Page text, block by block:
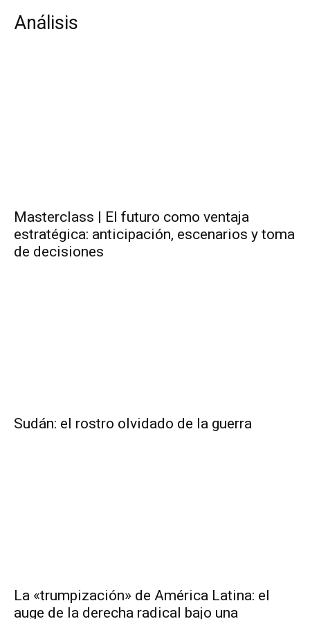
Análisis
Masterclass | El futuro como ventaja
estratégica: anticipación, escenarios y toma
de decisiones
Sudán: el rostro olvidado de la guerra
La «trumpización» de América Latina: el
auge de la derecha radical bajo una